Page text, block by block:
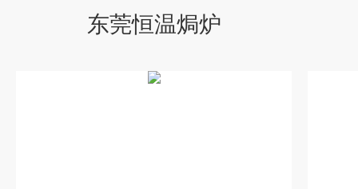
东莞恒温焗炉